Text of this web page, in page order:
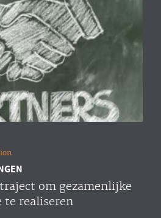
om gezamenlijke
realiseren